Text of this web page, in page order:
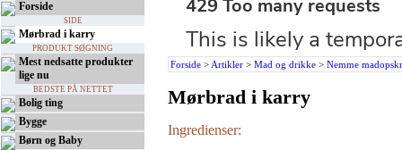
Forside
SIDE
Mørbrad i karry
PRODUKT SØGNING
Mest nedsatte produkter
lige nu
BEDSTE PÅ NETTET
Bolig ting
Bygge
Børn og Baby
Forside > Artikler > Mad og drikke > Nemme
Mørbrad i karry
Ingredienser: